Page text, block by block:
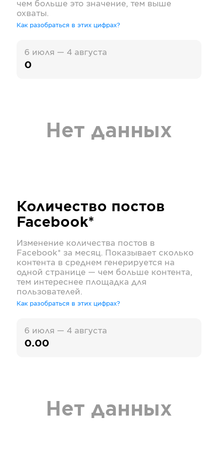
чем больше это значение, тем выше
охваты.
Как разобраться в этих цифрах?
6 июля — 4 августа
0
Нет данных
Количество постов
Facebook*
Изменение количества постов в
Facebook* за месяц. Показывает сколько
контента в среднем генерируется на
одной странице — чем больше контента,
тем интереснее площадка для
пользователей.
Как разобраться в этих цифрах?
6 июля — 4 августа
0.00
Нет данных